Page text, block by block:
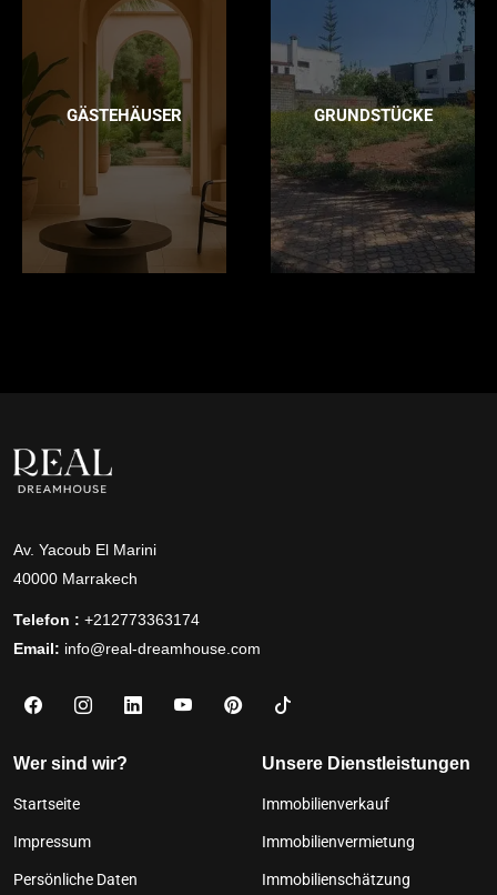
GÄSTEHÄUSER GRUNDSTÜCKE
Av. Yacoub El Marini
40000 Marrakech
Telefon : +212773363174
Email: info@real-dreamhouse.com
Wer sind wir?
Startseite
Impressum
Persönliche Daten
Unsere Dienstleistungen
Immobilienverkauf
Immobilienvermietung
Immobilienschätzung